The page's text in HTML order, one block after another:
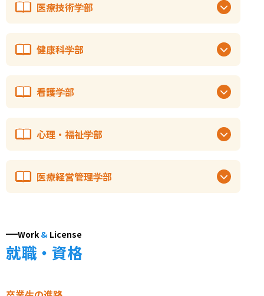
医療技術学部
健康科学部
看護学部
心理・福祉学部
医療経営管理学部
Work & License
就職・資格